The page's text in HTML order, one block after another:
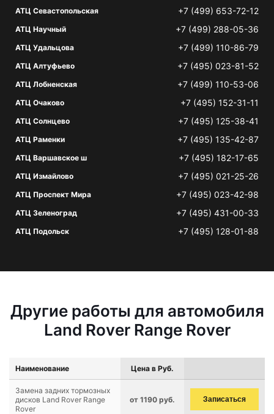
АТЦ Севастопольская +7 (499) 653-72-12
АТЦ Научный +7 (499) 288-05-36
АТЦ Удальцова +7 (499) 110-86-79
АТЦ Алтуфьево +7 (495) 023-81-52
АТЦ Лобненская +7 (499) 110-53-06
АТЦ Очаково +7 (495) 152-31-11
АТЦ Солнцево +7 (495) 125-38-41
АТЦ Раменки +7 (495) 135-42-87
АТЦ Варшавское ш +7 (495) 182-17-65
АТЦ Измайлово +7 (495) 021-25-26
АТЦ Проспект Мира +7 (495) 023-42-98
АТЦ Зеленоград +7 (495) 431-00-33
АТЦ Подольск +7 (495) 128-01-88
Другие работы для автомобиля
Land Rover Range Rover
Наименование Цена в Руб.
Замена задних тормозных
дисков Land Rover Range
Rover
от 1190 руб. Записаться